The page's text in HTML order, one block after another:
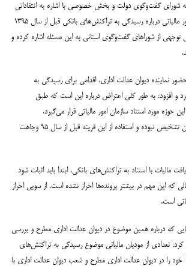
شورای گفت‌وگوی دولت و بخش خصوصی با اشاره به انتقاداتی
که درباره عملکرد سازمان امور مالیاتی درباره رسیدگی به تراکنش‌های بانکی قبل از سال ۱۳۹۵
از شوراهای گفت‌وگوی استانی به این مسئله اشاره کرده و
نماینده دیوان عدالت اداری، اقدامی برای رسیدگی به
و افزود: به طور کلی اعتراض درباره این است که طبق
حوزه مورد استناد سازمان امور مالیاتی قرار می‌گیرد،
تراکنش‌های بانکی جزو قراین تشخیص نبوده و استفاده از این قرینه قبل از سال ۹۵ وجاهت
مالیات با استناد به تراکنش‌های بانکی، ابتدا باید اثبات شود
این مهم در بیشتر پرونده‌ها احراز نشده است. از سویی احراز
است.
که درباره همین موضوع در دیوان عدالت اداری مطرح و بررسی
تعدادی از مودیان مالیاتی موضوع رسیدگی به تراکنش‌های
بانکی سال‌های قبل از ۱۳۹۵ خود را در دیوان عدالت اداری مطرح و شعب دیوان عدالت اداری با